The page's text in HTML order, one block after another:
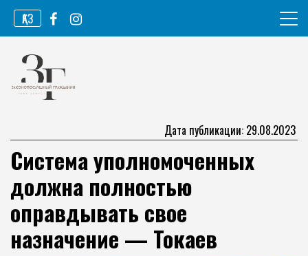
Перейти
содержимому
ҚАЗ
Законопослушный гражданин
Дата публикации: 29.08.2023
Система уполномоченных
должна полностью
оправдывать свое
назначение — Токаев